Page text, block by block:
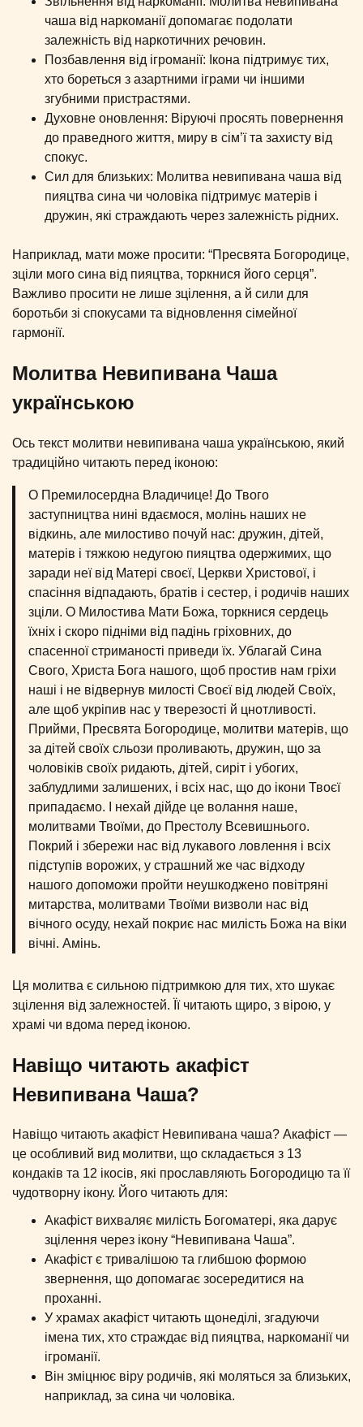
чаша від наркоманії допомагає подолати
залежність від наркотичних речовин.
Позбавлення від ігроманії: Ікона підтримує тих,
хто бореться з азартними іграми чи іншими
згубними пристрастями.
Духовне оновлення: Віруючі просять повернення
до праведного життя, миру в сім’ї та захисту від
спокус.
Сил для близьких: Молитва невипивана чаша від
пияцтва сина чи чоловіка підтримує матерів і
дружин, які страждають через залежність рідних.
Наприклад, мати може просити: “Пресвята Богородице,
зціли мого сина від пияцтва, торкнися його серця”.
Важливо просити не лише зцілення, а й сили для
боротьби зі спокусами та відновлення сімейної
гармонії.
Молитва Невипивана Чаша
українською
Ось текст молитви невипивана чаша українською, який
традиційно читають перед іконою:
О Премилосердна Владичице! До Твого
заступництва нині вдаємося, молінь наших не
відкинь, але милостиво почуй нас: дружин, дітей,
матерів і тяжкою недугою пияцтва одержимих, що
заради неї від Матері своєї, Церкви Христової, і
спасіння відпадають, братів і сестер, і родичів наших
зціли. О Милостива Мати Божа, торкнися сердець
їхніх і скоро підніми від падінь гріховних, до
спасенної стриманості приведи їх. Ублагай Сина
Свого, Христа Бога нашого, щоб простив нам гріхи
наші і не відвернув милості Своєї від людей Своїх,
але щоб укріпив нас у тверезості й цнотливості.
Прийми, Пресвята Богородице, молитви матерів, що
за дітей своїх сльози проливають, дружин, що за
чоловіків своїх ридають, дітей, сиріт і убогих,
заблудлими залишених, і всіх нас, що до ікони Твоєї
припадаємо. І нехай дійде це волання наше,
молитвами Твоїми, до Престолу Всевишнього.
Покрий і збережи нас від лукавого ловлення і всіх
підступів ворожих, у страшний же час відходу
нашого допоможи пройти неушкоджено повітряні
митарства, молитвами Твоїми визволи нас від
вічного осуду, нехай покриє нас милість Божа на віки
вічні. Амінь.
Ця молитва є сильною підтримкою для тих, хто шукає
зцілення від залежностей. Її читають щиро, з вірою, у
храмі чи вдома перед іконою.
Навіщо читають акафіст
Невипивана Чаша?
Навіщо читають акафіст Невипивана чаша? Акафіст —
це особливий вид молитви, що складається з 13
кондаків та 12 ікосів, які прославляють Богородицю та її
чудотворну ікону. Його читають для:
Акафіст вихваляє милість Богоматері, яка дарує
зцілення через ікону “Невипивана Чаша”.
Акафіст є тривалішою та глибшою формою
звернення, що допомагає зосередитися на
проханні.
У храмах акафіст читають щонеділі, згадуючи
імена тих, хто страждає від пияцтва, наркоманії чи
ігроманії.
Він зміцнює віру родичів, які моляться за близьких,
наприклад, за сина чи чоловіка.